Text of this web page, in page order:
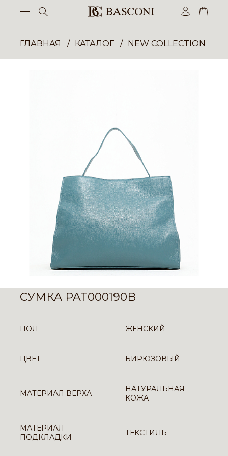
ГЛАВНАЯ КАТАЛОГ NEW COLLECTION
СУМКА PAT000190B
ПОЛ ЖЕНСКИЙ
ЦВЕТ БИРЮЗОВЫЙ
МАТЕРИАЛ ВЕРХА
НАТУРАЛЬНАЯ
КОЖА
МАТЕРИАЛ
ПОДКЛАДКИ
ТЕКСТИЛЬ